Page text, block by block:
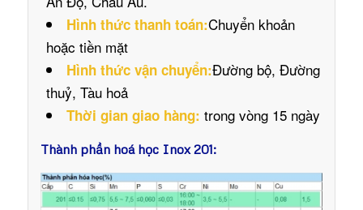
Hình thức thanh toán:Chuyển khoản
hoặc tiền mặt
Hình thức vận chuyển:Đường bộ, Đường
thuỷ, Tàu hoả
Thời gian giao hàng: trong vòng 15 ngày
Thành phần hoá học Inox 201: